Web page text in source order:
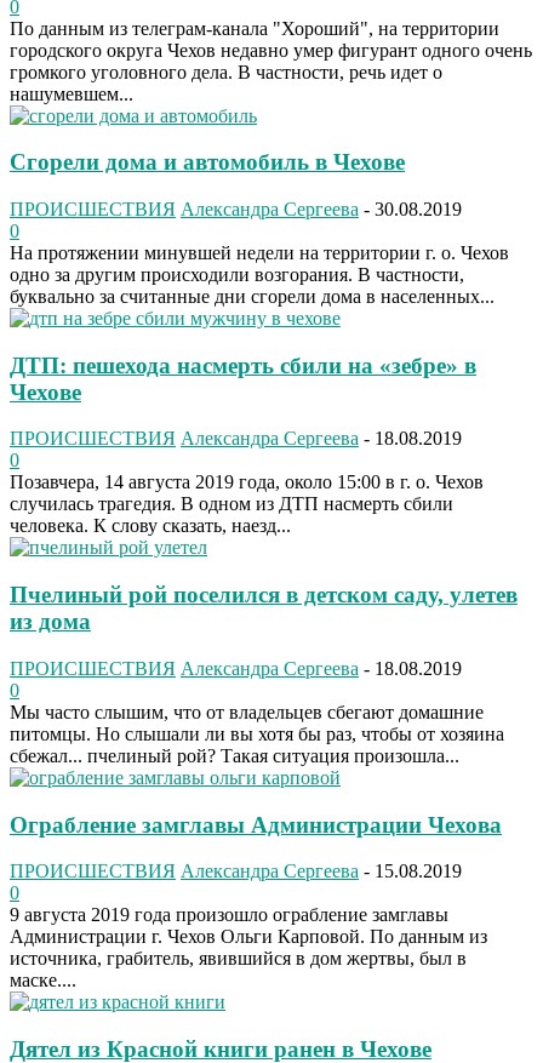
0
По данным из телеграм-канала "Хороший", на территории
городского округа Чехов недавно умер фигурант одного очень
громкого уголовного дела. В частности, речь идет о
нашумевшем...
Сгорели дома и автомобиль в Чехове
ПРОИСШЕСТВИЯ Александра Сергеева - 30.08.2019
0
На протяжении минувшей недели на территории г. о. Чехов
одно за другим происходили возгорания. В частности,
буквально за считанные дни сгорели дома в населенных...
ДТП: пешехода насмерть сбили на «зебре» в
Чехове
ПРОИСШЕСТВИЯ Александра Сергеева - 18.08.2019
0
Позавчера, 14 августа 2019 года, около 15:00 в г. о. Чехов
случилась трагедия. В одном из ДТП насмерть сбили
человека. К слову сказать, наезд...
Пчелиный рой поселился в детском саду, улетев
из дома
ПРОИСШЕСТВИЯ Александра Сергеева - 18.08.2019
0
Мы часто слышим, что от владельцев сбегают домашние
питомцы. Но слышали ли вы хотя бы раз, чтобы от хозяина
сбежал... пчелиный рой? Такая ситуация произошла...
Ограбление замглавы Администрации Чехова
ПРОИСШЕСТВИЯ Александра Сергеева - 15.08.2019
0
9 августа 2019 года произошло ограбление замглавы
Администрации г. Чехов Ольги Карповой. По данным из
источника, грабитель, явившийся в дом жертвы, был в
маске....
Дятел из Красной книги ранен в Чехове